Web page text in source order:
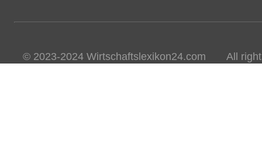
© 2023-2024 Wirtschaftslexikon24.com All